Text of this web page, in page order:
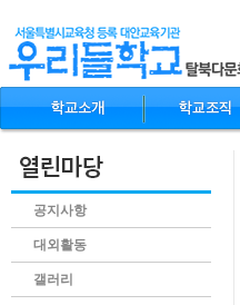
공지사항
대외활동
갤러리